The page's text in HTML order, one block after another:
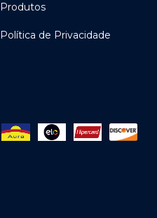
Produtos
Política de Privacidade